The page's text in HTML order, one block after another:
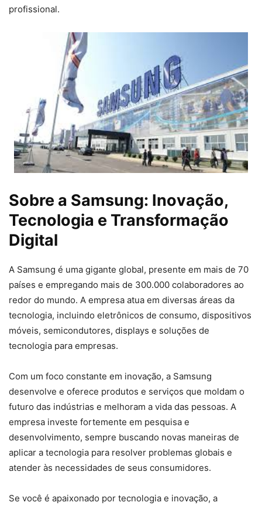
profissional.
Sobre a Samsung: Inovação,
Tecnologia e Transformação
Digital
A Samsung é uma gigante global, presente em mais de 70
países e empregando mais de 300.000 colaboradores ao
redor do mundo. A empresa atua em diversas áreas da
tecnologia, incluindo eletrônicos de consumo, dispositivos
móveis, semicondutores, displays e soluções de
tecnologia para empresas.
Com um foco constante em inovação, a Samsung
desenvolve e oferece produtos e serviços que moldam o
futuro das indústrias e melhoram a vida das pessoas. A
empresa investe fortemente em pesquisa e
desenvolvimento, sempre buscando novas maneiras de
aplicar a tecnologia para resolver problemas globais e
atender às necessidades de seus consumidores.
Se você é apaixonado por tecnologia e inovação, a